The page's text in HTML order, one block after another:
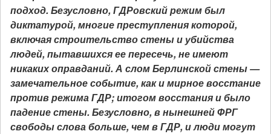
подход. Безусловно, ГДРовский режим был
диктатурой, многие преступления которой,
включая строительство стены и убийства
людей, пытавшихся ее пересечь, не имеют
никаких оправданий. А слом Берлинской стены —
замечательное событие, как и мирное восстание
против режима ГДР; итогом восстания и было
падение стены. Безусловно, в нынешней ФРГ
свободы слова больше, чем в ГДР, и люди могут